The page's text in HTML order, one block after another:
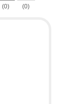
(0) (0)